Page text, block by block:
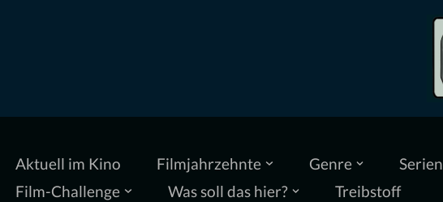
Aktuell im Kino Filmjahrzehnte Genre Serien
Film-Challenge
Was soll das hier? Treibstoff